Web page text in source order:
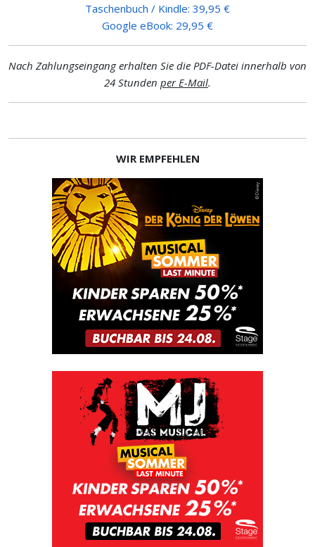
Taschenbuch / Kindle: 39,95 €
Google eBook: 29,95 €
Nach Zahlungseingang erhalten Sie die PDF-Datei innerhalb von
24 Stunden per E-Mail.
WIR EMPFEHLEN